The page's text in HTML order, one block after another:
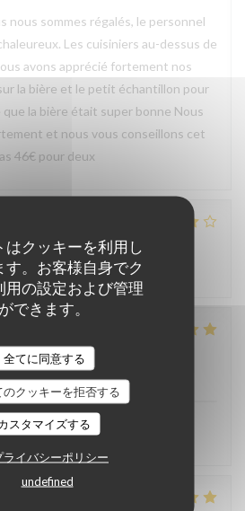
はクッキーを利用し
す。お客様自身でク
用の設定および管理
ができます。
全てに同意する
のクッキーを拒否する
スタマイズする
ライバシーポリシー
undefined
nous sommes régalés, le personnel
Les cuisiniers au-dessus de
avons apprécié fortement nos
la bière et le petit échantillon pour
la bière était super bonne Nous
et nous vous conseillons cet
46€ pour deux
ト 2
/5 メニュー:4/5 品質-価格
ト 2
/5 メニュー:5/5
sevice